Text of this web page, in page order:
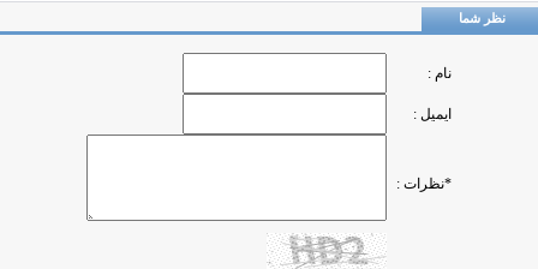
نظر شما
نام :
ایمیل :
*نظرات :